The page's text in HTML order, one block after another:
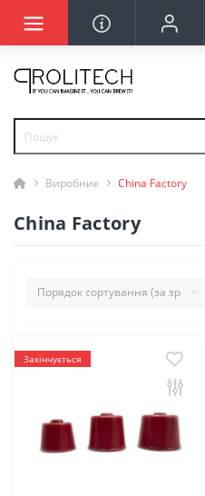
Виробник China Factory
China Factory
Закінчується